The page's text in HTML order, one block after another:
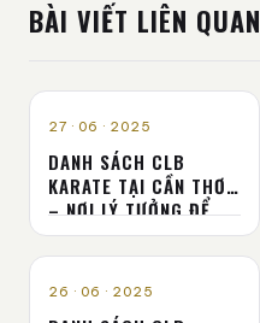
BÀI VIẾT LIÊN QUAN
CLB KARATE - VÕ ĐƯỜNG
27 · 06 · 2025
DANH SÁCH CLB
KARATE TẠI CẦN THƠ
– NƠI LÝ TƯỞNG ĐỂ
BẮT ĐẦU HÀNH TRÌNH
VÕ THUẬT
CLB KARATE - VÕ ĐƯỜNG
26 · 06 · 2025